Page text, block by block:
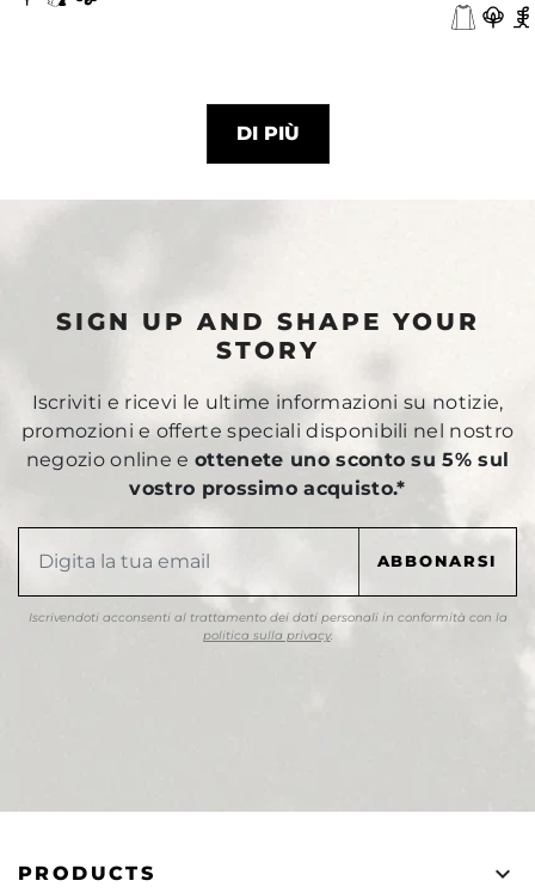
DI PIÙ
SIGN UP AND SHAPE YOUR
STORY
Iscriviti e ricevi le ultime informazioni su notizie,
promozioni e offerte speciali disponibili nel nostro
negozio online eottenete uno sconto su 5% sul
vostro prossimo acquisto.*
Iscrivendoti acconsenti al trattamento dei dati personali in conformità con la
politica sulla privacy.
PRODUCTS 